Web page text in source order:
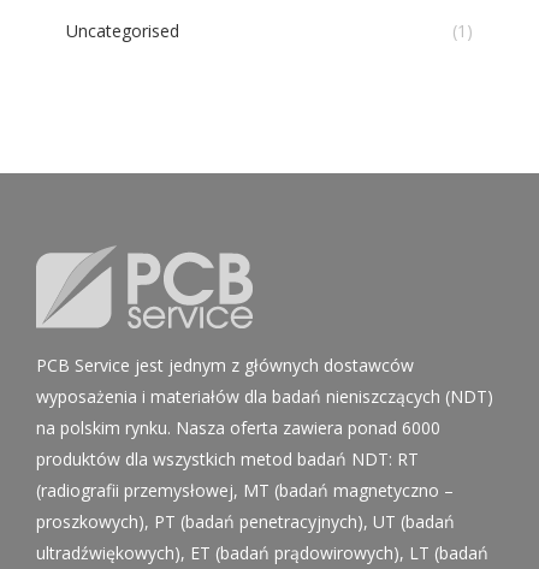
Uncategorised
(1)
PCB Service jest jednym z głównych dostawców
wyposażenia i materiałów dla badań nieniszczących (NDT)
na polskim rynku. Nasza oferta zawiera ponad 6000
produktów dla wszystkich metod badań NDT: RT
(radiografii przemysłowej, MT (badań magnetyczno –
proszkowych), PT (badań penetracyjnych), UT (badań
ultradźwiękowych), ET (badań prądowirowych), LT (badań